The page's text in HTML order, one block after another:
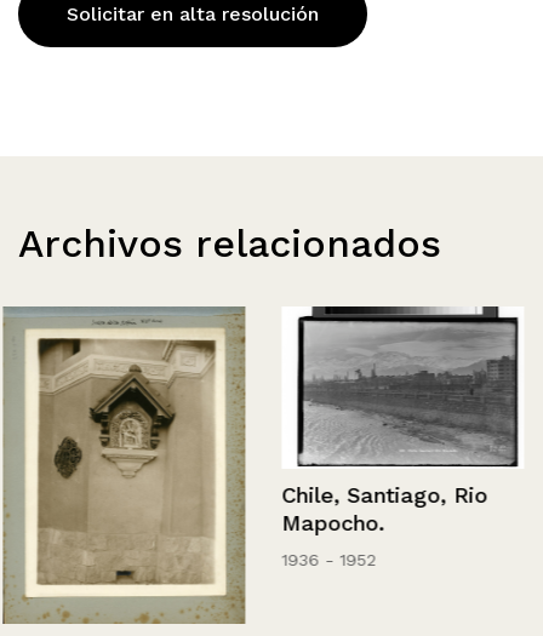
Solicitar en alta resolución
Archivos relacionados
Chile, Santiago, Rio
Mapocho.
1936 - 1952